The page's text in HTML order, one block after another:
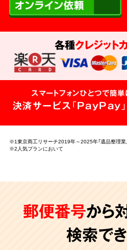
各種クレジット
スマートフォンひとつで簡
決済サービス「PayPay
※1東京商工リサーチ2019年～2025年「遺品整理業
※2人気プランにおいて
郵便番号から
検索で